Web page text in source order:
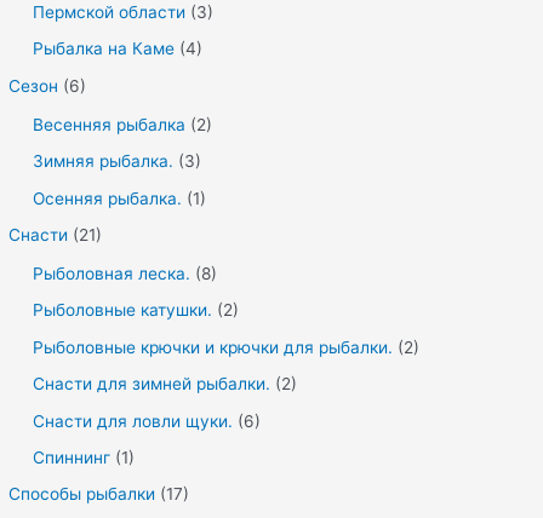
Пермской области (3)
Рыбалка на Каме (4)
Сезон (6)
Весенняя рыбалка (2)
Зимняя рыбалка. (3)
Осенняя рыбалка. (1)
Снасти (21)
Рыболовная леска. (8)
Рыболовные катушки. (2)
Рыболовные крючки и крючки для рыбалки. (2)
Снасти для зимней рыбалки. (2)
Снасти для ловли щуки. (6)
Спиннинг (1)
Способы рыбалки (17)